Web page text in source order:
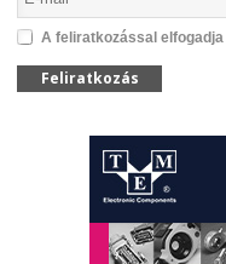
A feliratkozással elfogadja
Feliratkozás